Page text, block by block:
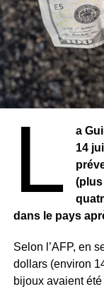
L
a
14
(plus
dans le pays
Selon l’AFP, en
dollars (environ
bijoux avaient